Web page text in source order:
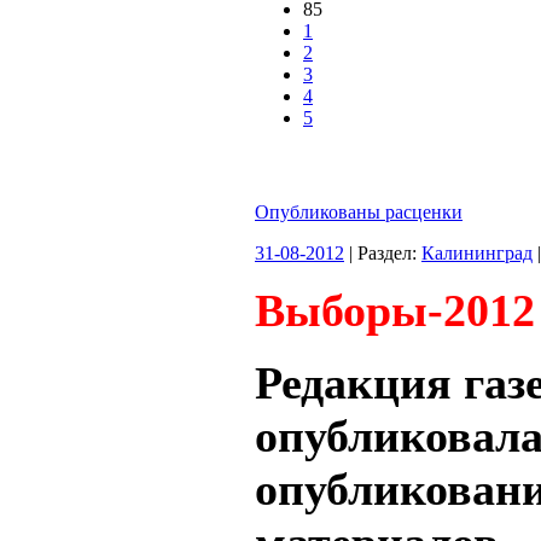
85
1
2
3
4
5
Опубликованы расценки
31-08-2012 | Раздел: Калининград
Выборы-2012
Редакция